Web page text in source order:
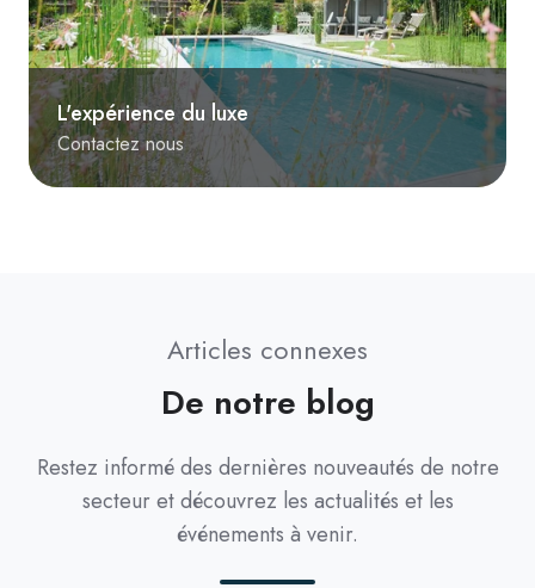
L'expérience du luxe
Contactez nous
Articles connexes
De notre blog
Restez informé des dernières nouveautés de notre
secteur et découvrez les actualités et les
événements à venir.